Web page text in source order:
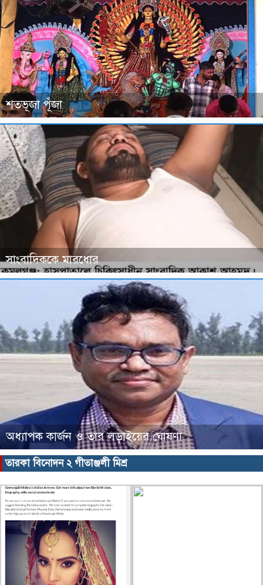
শতভূজা পূঁজা
সাংবাদিককে মারধোর
অধ্যাপক কার্জন ও তার লড়াইয়ের ঘোষণা
তারকা বিনোদন ২ গীতাঞ্জলী মিশ্র